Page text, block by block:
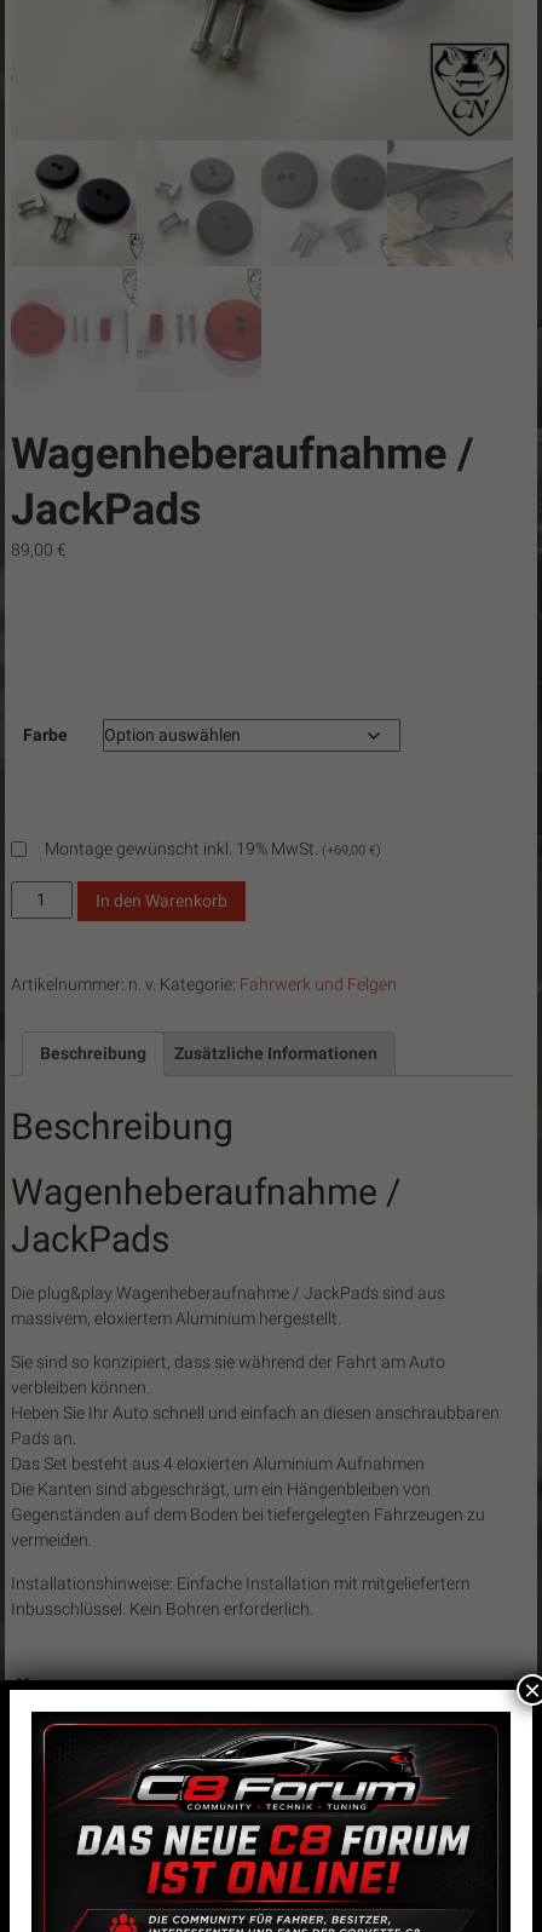
Camaro-
Tuning.com
Tuning
simply
Wagenheberaufnahme /
JackPads
89,00 €
Farbe
Montage gewünscht inkl. 19% MwSt. (+69,00 €)
Wagenheberaufnahme
/
In den Warenkorb
Artikelnummer: n. v. Kategorie: Fahrwerk und Felgen
Beschreibung Zusätzliche Informationen
Beschreibung
Wagenheberaufnahme /
JackPads
Die plug&play Wagenheberaufnahme / JackPads sind aus
massivem, eloxiertem Aluminium hergestellt.
Sie sind so konzipiert, dass sie während der Fahrt am Auto
verbleiben können.
Heben Sie Ihr Auto schnell und einfach an diesen anschraubbaren
Pads an.
Das Set besteht aus 4 eloxierten Aluminium Aufnahmen
Die Kanten sind abgeschrägt, um ein Hängenbleiben von
Gegenständen auf dem Boden bei tiefergelegten Fahrzeugen zu
vermeiden.
Installationshinweise: Einfache Installation mit mitgeliefertem
Inbusschlüssel. Kein Bohren erforderlich.
Ähnliche Produkte ×